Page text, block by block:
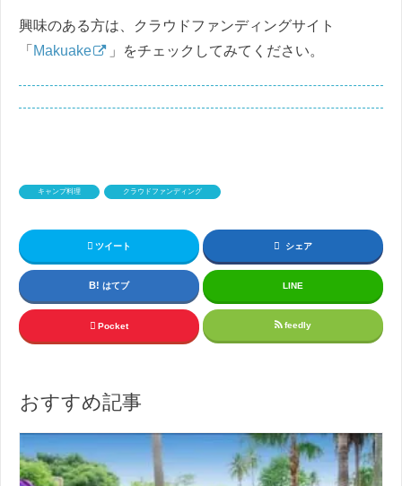
興味のある方は、クラウドファンディングサイト
「 Makuake 」をチェックしてみてください。
キャンプ料理 クラウドファンディング
ツイート シェア
はてブ LINE
Pocket feedly
おすすめ記事